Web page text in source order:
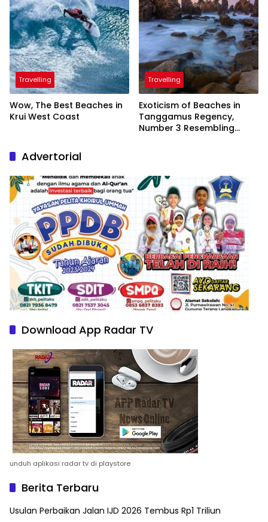
Travelling
Wow, The Best Beaches in
Krui West Coast
Travelling
Exoticism of Beaches in
Tanggamus Regency,
Number 3 Resembling
Advertorial
Download App Radar TV
unduh aplikasi radar tv di playstore
Berita Terbaru
Usulan Perbaikan Jalan IJD 2026 Tembus Rp1 Triliun